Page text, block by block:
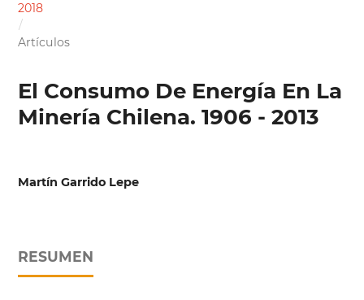
2018
/
Artículos
El Consumo De Energía En La
Minería Chilena. 1906 - 2013
Martín Garrido Lepe
RESUMEN